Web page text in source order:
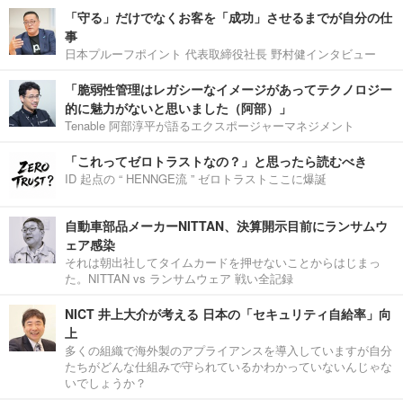
「守る」だけでなくお客を「成功」させるまでが自分の仕
事
日本プルーフポイント 代表取締役社長 野村健インタビュー
「脆弱性管理はレガシーなイメージがあってテクノロジー
的に魅力がないと思いました（阿部）」
Tenable 阿部淳平が語るエクスポージャーマネジメント
「これってゼロトラストなの？」と思ったら読むべき
ID 起点の “ HENNGE流 ” ゼロトラストここに爆誕
自動車部品メーカーNITTAN、決算開示目前にランサムウ
ェア感染
それは朝出社してタイムカードを押せないことからはじまっ
た。NITTAN vs ランサムウェア 戦い全記録
NICT 井上大介が考える 日本の「セキュリティ自給率」向
上
多くの組織で海外製のアプライアンスを導入していますが自分
たちがどんな仕組みで守られているかわかっていないんじゃな
いでしょうか？